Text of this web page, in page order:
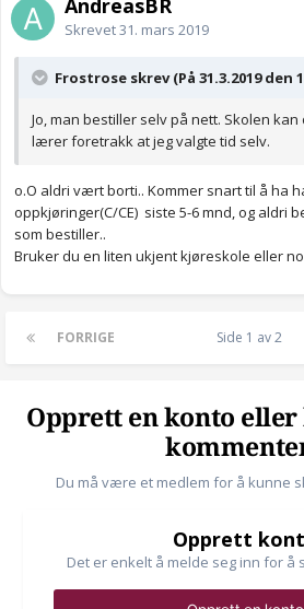
AndreasBR
Skrevet31. mars 2019
Frostrose skrev (På 31.3.2019 den
Jo, man bestiller selv på nett. Skolen
lærer foretrakk at jeg valgte tid selv.
o.O aldri vært borti.. Kommer snart til å ha
oppkjøringer(C/CE) siste 5-6 mnd, og aldri
som bestiller..
Bruker du en liten ukjent kjøreskole eller
FORRIGE Side 1 av 2
Opprett en konto eller
Du må være et medlem for å kunne
Opprett
Det er enkelt å melde seg inn for å